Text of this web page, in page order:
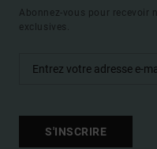
Abonnez-vous pour recevoir
exclusives.
S'INSCRIRE